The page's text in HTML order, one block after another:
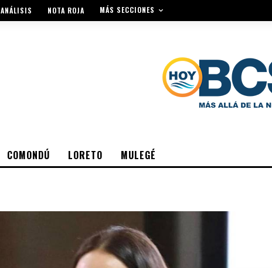
ANÁLISIS NOTA ROJA MÁS SECCIONES
COMONDÚ LORETO MULEGÉ